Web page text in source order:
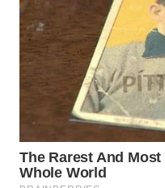
TANGERANG
WN
BINJAI
CIREBON
WN